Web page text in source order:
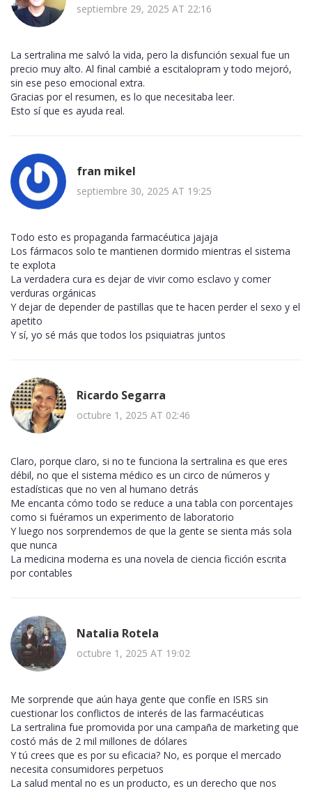
septiembre 29, 2025 AT 22:16
La sertralina me salvó la vida, pero la disfunción sexual fue un
precio muy alto. Al final cambié a escitalopram y todo mejoró,
sin ese peso emocional extra.
Gracias por el resumen, es lo que necesitaba leer.
Esto sí que es ayuda real.
fran mikel
septiembre 30, 2025 AT 19:25
Todo esto es propaganda farmacéutica jajaja
Los fármacos solo te mantienen dormido mientras el sistema
te explota
La verdadera cura es dejar de vivir como esclavo y comer
verduras orgánicas
Y dejar de depender de pastillas que te hacen perder el sexo y el
apetito
Y sí, yo sé más que todos los psiquiatras juntos
Ricardo Segarra
octubre 1, 2025 AT 02:46
Claro, porque claro, si no te funciona la sertralina es que eres
débil, no que el sistema médico es un circo de números y
estadísticas que no ven al humano detrás
Me encanta cómo todo se reduce a una tabla con porcentajes
como si fuéramos un experimento de laboratorio
Y luego nos sorprendemos de que la gente se sienta más sola
que nunca
La medicina moderna es una novela de ciencia ficción escrita
por contables
Natalia Rotela
octubre 1, 2025 AT 19:02
Me sorprende que aún haya gente que confíe en ISRS sin
cuestionar los conflictos de interés de las farmacéuticas
La sertralina fue promovida por una campaña de marketing que
costó más de 2 mil millones de dólares
Y tú crees que es por su eficacia? No, es porque el mercado
necesita consumidores perpetuos
La salud mental no es un producto, es un derecho que nos